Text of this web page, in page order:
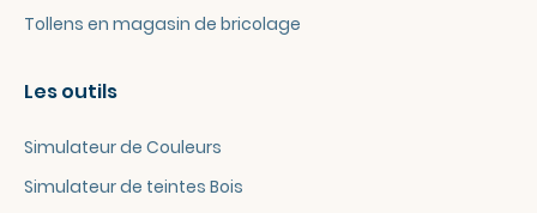
Tollens en magasin de bricolage
Les outils
Simulateur de Couleurs
Simulateur de teintes Bois